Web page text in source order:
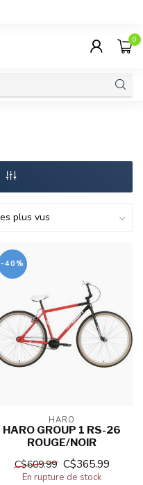
0
-40%
HARO
HARO GROUP 1 RS-26
ROUGE/NOIR
C$609.99 C$365.99
En rupture de stock